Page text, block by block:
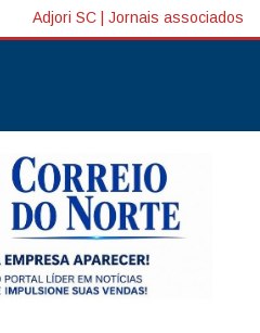
Adjori SC Jornais associados